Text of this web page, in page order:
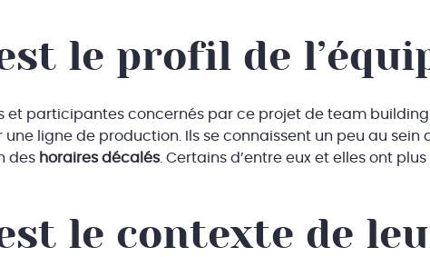
le profil de
et participantes concernés par ce projet de team
une ligne de production. Ils se connaissent un peu au
des horaires décalés. Certains d’entre eux et elles ont
le contexte de